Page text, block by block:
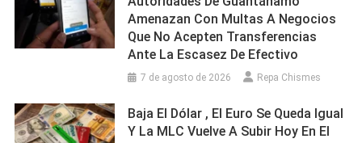
Amenazan Con Multas A Negocios
Que No Acepten Transferencias
Ante La Escasez De Efectivo
7 de agosto de 2026 Repa Chismes
Baja El Dólar , El Euro Se Queda Igual
Y La MLC Vuelve A Subir Hoy En El